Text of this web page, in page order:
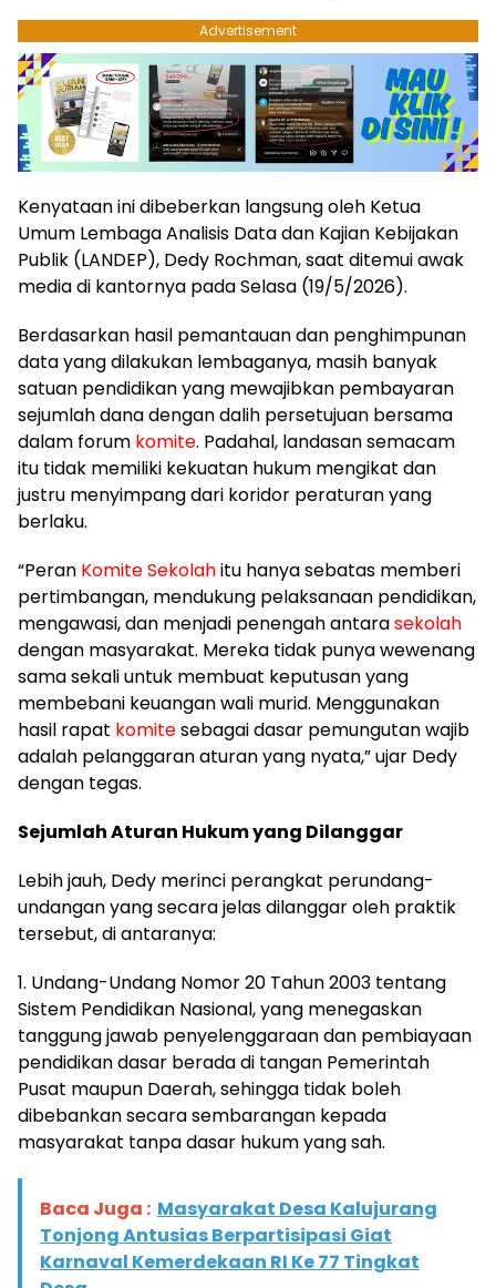
Advertisement
Kenyataan ini dibeberkan langsung oleh Ketua
Umum Lembaga Analisis Data dan Kajian Kebijakan
Publik (LANDEP), Dedy Rochman, saat ditemui awak
media di kantornya pada Selasa (19/5/2026).
Berdasarkan hasil pemantauan dan penghimpunan
data yang dilakukan lembaganya, masih banyak
satuan pendidikan yang mewajibkan pembayaran
sejumlah dana dengan dalih persetujuan bersama
dalam forum komite. Padahal, landasan semacam
itu tidak memiliki kekuatan hukum mengikat dan
justru menyimpang dari koridor peraturan yang
berlaku.
“Peran KomiteSekolahitu hanya sebatas memberi
pertimbangan, mendukung pelaksanaan pendidikan,
mengawasi, dan menjadi penengah antarasekolah
dengan masyarakat. Mereka tidak punya wewenang
sama sekali untuk membuat keputusan yang
membebani keuangan wali murid. Menggunakan
hasil rapat komitesebagai dasar pemungutan wajib
adalah pelanggaran aturan yang nyata,” ujar Dedy
dengan tegas.
Sejumlah Aturan Hukum yang Dilanggar
Lebih jauh, Dedy merinci perangkat perundang-
undangan yang secara jelas dilanggar oleh praktik
tersebut, di antaranya:
1. Undang-Undang Nomor 20 Tahun 2003 tentang
Sistem Pendidikan Nasional, yang menegaskan
tanggung jawab penyelenggaraan dan pembiayaan
pendidikan dasar berada di tangan Pemerintah
Pusat maupun Daerah, sehingga tidak boleh
dibebankan secara sembarangan kepada
masyarakat tanpa dasar hukum yang sah.
Baca Juga : Masyarakat Desa Kalujurang
Tonjong Antusias Berpartisipasi Giat
Karnaval Kemerdekaan RI Ke 77 Tingkat